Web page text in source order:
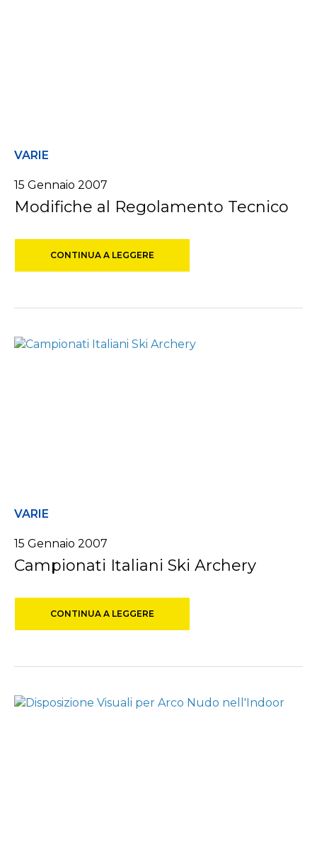
VARIE
15 Gennaio 2007
Modifiche al Regolamento Tecnico
CONTINUA A LEGGERE
VARIE
15 Gennaio 2007
Campionati Italiani Ski Archery
CONTINUA A LEGGERE